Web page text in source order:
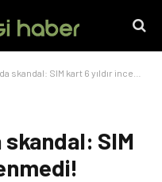
SIM kart 6 yıldır incelenmedi!
SIM